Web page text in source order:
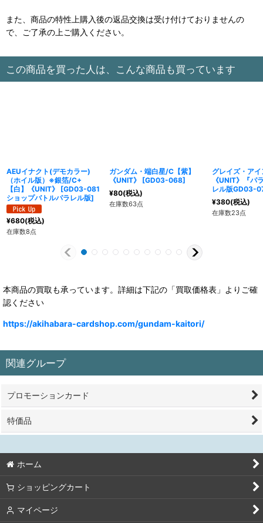
また、商品の特性上購入後の返品交換は受け付けておりませんの
で、ご了承の上ご購入ください。
この商品を買った人は、こんな商品も買っています
AEUイナクト(デモカラー)
（ホイル版）※銀箔/C+
【白】《UNIT》
[GD03-081
ショップバトルパラレル版]
¥680(税込)
在庫数8点
ガンダム・端白星/C【紫】
《UNIT》
[GD03-068]
¥80(税込)
在庫数63点
グレイズ・ア
《UNIT》『パ
レル版GD03-
¥380(税込)
在庫数23点
本商品の買取も承っています。詳細は下記の「買取価格表」よりご確
認ください
https://akihabara-cardshop.com/gundam-kaitori/
関連グループ
プロモーションカード
特価品
ホーム
ショッピングカート
マイページ